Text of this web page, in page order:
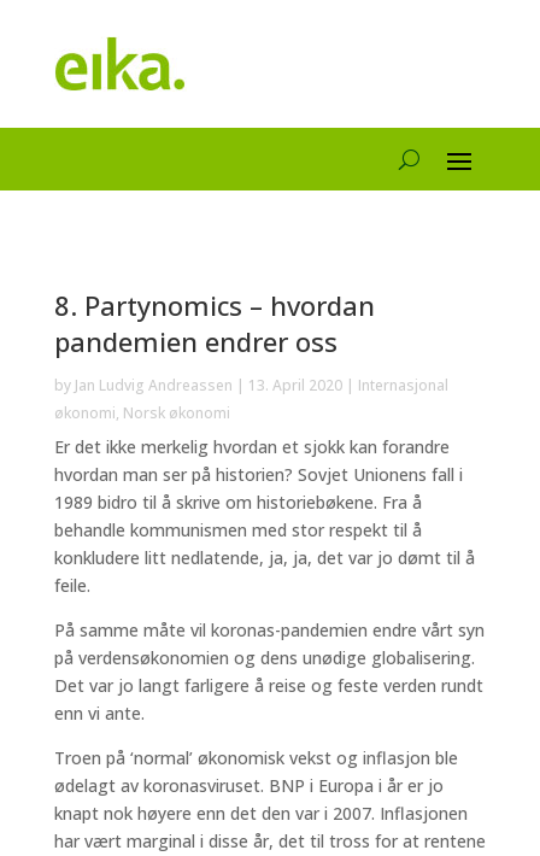
8. Partynomics – hvordan
pandemien endrer oss
by Jan Ludvig Andreassen | 13. April 2020| Internasjonal
økonomi, Norsk økonomi
Er det ikke merkelig hvordan et sjokk kan forandre
hvordan man ser på historien? Sovjet Unionens fall i
1989 bidro til å skrive om historiebøkene. Fra å
behandle kommunismen med stor respekt til å
konkludere litt nedlatende, ja, ja, det var jo dømt til å
feile.
På samme måte vil koronas-pandemien endre vårt syn
på verdensøkonomien og dens unødige globalisering.
Det var jo langt farligere å reise og feste verden rundt
enn vi ante.
Troen på ‘normal’ økonomisk vekst og inflasjon ble
ødelagt av koronasviruset. BNP i Europa i år er jo
knapt nok høyere enn det den var i 2007. Inflasjonen
har vært marginal i disse år, det til tross for at rentene